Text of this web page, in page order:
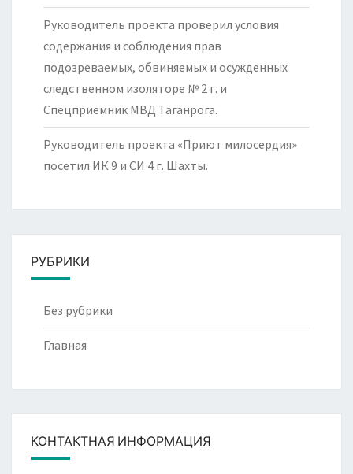
Руководитель проекта проверил условия
содержания и соблюдения прав
подозреваемых, обвиняемых и осужденных
следственном изоляторе № 2 г. и
Спецприемник МВД Таганрога.
Руководитель проекта «Приют милосердия»
посетил ИК 9 и СИ 4 г. Шахты.
РУБРИКИ
Без рубрики
Главная
КОНТАКТНАЯ ИНФОРМАЦИЯ